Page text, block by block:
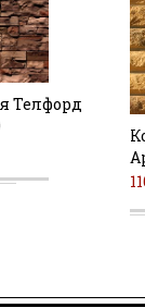
Телфорд